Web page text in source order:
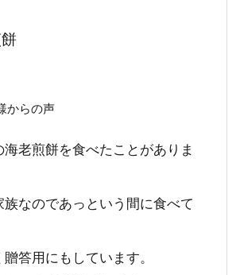
からの声
老煎餅を食べたことがありま
なのであっという間に食べて
答用にもしています。